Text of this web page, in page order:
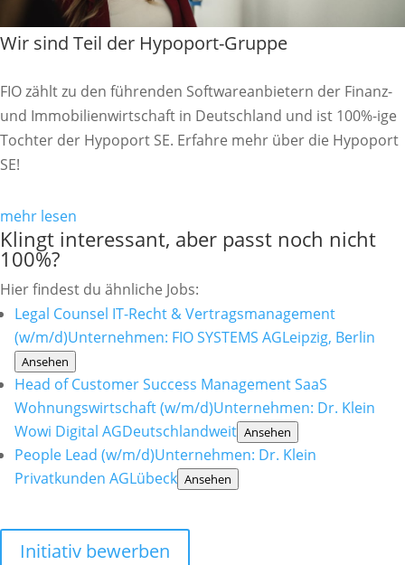
Wir sind Teil der Hypoport-Gruppe
FIO zählt zu den führenden Softwareanbietern der Finanz-
und Immobilienwirtschaft in Deutschland und ist 100%-ige
Tochter der Hypoport SE. Erfahre mehr über die Hypoport
SE!
mehr lesen
Klingt interessant, aber passt noch nicht
100%?
Hier findest du ähnliche Jobs:
Legal Counsel IT-Recht & Vertragsmanagement
(w/m/d)Unternehmen: FIO SYSTEMS AGLeipzig, Berlin
Ansehen
Head of Customer Success Management SaaS
Wohnungswirtschaft (w/m/d)Unternehmen: Dr. Klein
Wowi Digital AGDeutschlandweit Ansehen
People Lead (w/m/d)Unternehmen: Dr. Klein
Privatkunden AGLübeck Ansehen
Initiativ bewerben